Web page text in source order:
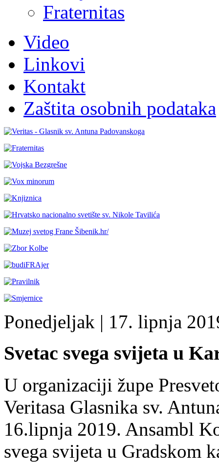
Fraternitas
Video
Linkovi
Kontakt
Zaštita osobnih podataka
Ponedjeljak | 17. lipnja
Svetac svega svijeta u
U organizaciji župe
Veritasa Glasnika sv.
16.lipnja 2019. Ansambl
svega svijeta u Gradskom